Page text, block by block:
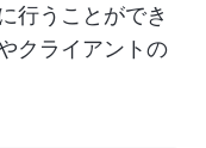
行うことができ
クライアントの